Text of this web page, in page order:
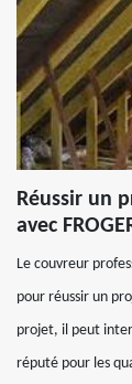
Réussir un
avec
Le couvreur
pour réussir un
projet, il peut
réputé pour les